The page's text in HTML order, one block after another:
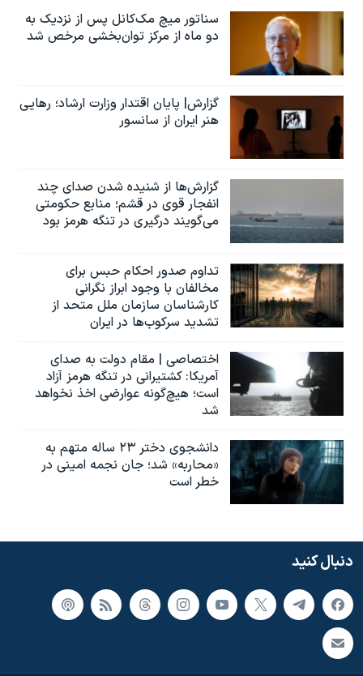
همایش محافظه‌کاران آمریکا «سی‌پک»
صفحه‌های ویژه
سفر پرزیدنت ترامپ به چین
سناتور میچ مک‌کانل پس از نزدیک به
دو ماه از مرکز توان‌بخشی مرخص شد
گزارش| پایان اقتدار وزارت ارشاد؛ رهایی
هنر ایران از سانسور
گزارش‌ها از شنیده شدن صدای چند
انفجار قوی در قشم؛ منابع حکومتی
می‌گویند درگیری در تنگه هرمز بود
تداوم صدور احکام حبس برای
مخالفان با وجود ابراز نگرانی
کارشناسان سازمان ملل متحد از
تشدید سرکوب‌ها در ایران
اختصاصی | مقام دولت به صدای
آمریکا: کشتیرانی در تنگه هرمز آزاد
است؛ هیچ‌گونه عوارضی اخذ نخواهد
شد
دانشجوی دختر ۲۳ ساله متهم به
«محاربه» شد؛ جان نجمه امینی در
خطر است
دنبال کنید